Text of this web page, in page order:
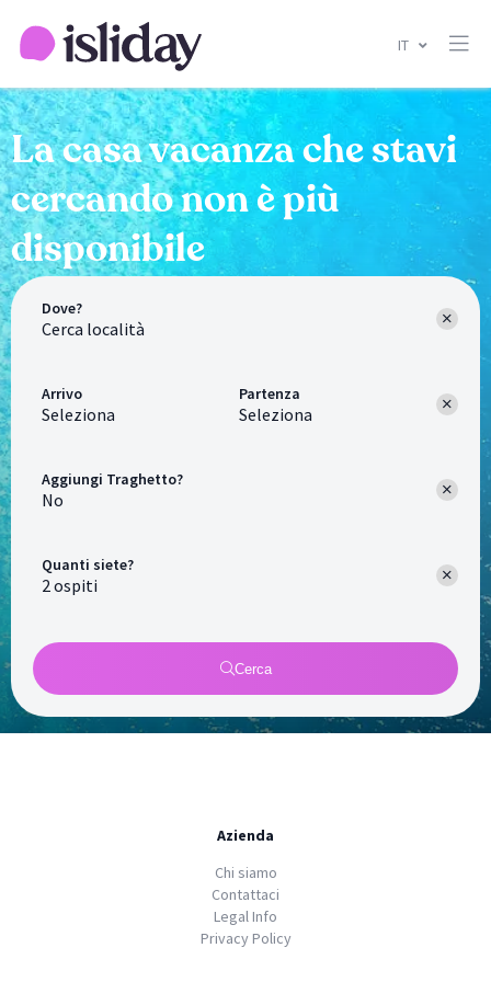
IT
La casa vacanza che stavi
cercando non è più
disponibile
Dove?
Arrivo
Seleziona
Partenza
Seleziona
Quanti siete?
Aggiungi Traghetto?
No
Cerca
Azienda
Chi siamo
Contattaci
Legal Info
Privacy Policy